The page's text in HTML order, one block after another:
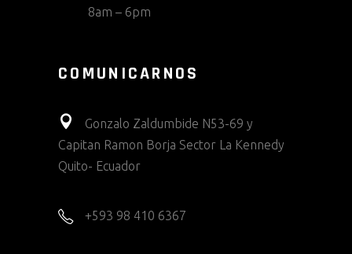
8am – 6pm
COMUNICARNOS
Gonzalo Zaldumbide N53-69 y
Capitan Ramon Borja Sector La Kennedy
Quito- Ecuador
+593 98 410 6367